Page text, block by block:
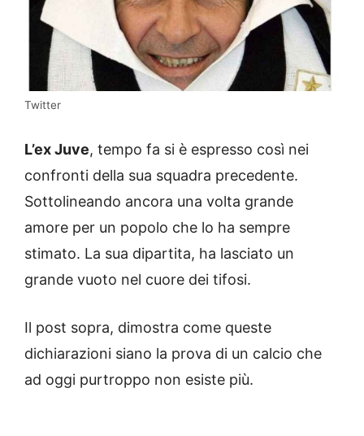
Twitter
L’ex Juve, tempo fa si è espresso così nei
confronti della sua squadra precedente.
Sottolineando ancora una volta grande
amore per un popolo che lo ha sempre
stimato. La sua dipartita, ha lasciato un
grande vuoto nel cuore dei tifosi.
Il post sopra, dimostra come queste
dichiarazioni siano la prova di un calcio che
ad oggi purtroppo non esiste più.